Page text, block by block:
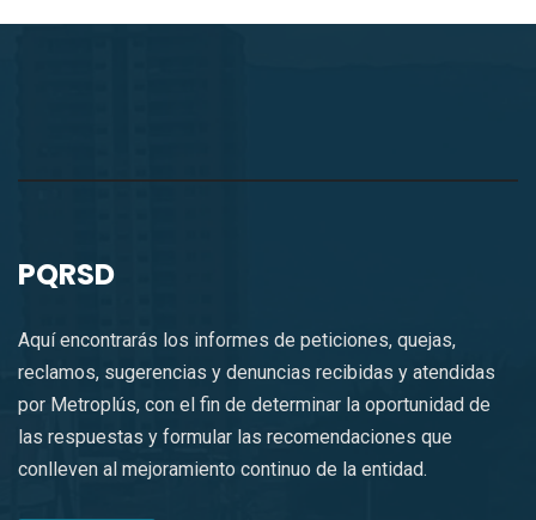
PQRSD
Aquí encontrarás los informes de peticiones, quejas,
reclamos, sugerencias y denuncias recibidas y atendidas
por Metroplús, con el fin de determinar la oportunidad de
las respuestas y formular las recomendaciones que
conlleven al mejoramiento continuo de la entidad.